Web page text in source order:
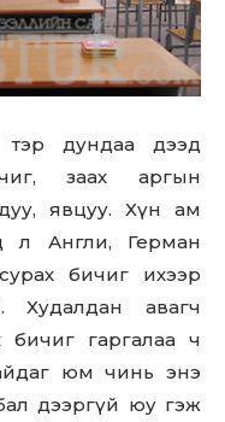
тэр дундаа дээд
заах аргын
явцуу. Хүн ам
л Англи, Герман
бичиг ихээр
Худалдан авагч
гаргалаа ч
юм чинь энэ
дээргүй юу гэж